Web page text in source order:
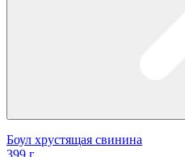
Боул хрустящая свинина
399 г